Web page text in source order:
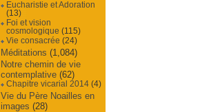
Eucharistie et Adoration
(13)
Foi et vision
cosmologique (115)
Vie consacrée (24)
Méditations (1,084)
Notre chemin de vie
contemplative(62)
Chapitre vicarial 2014(4)
Vie du Père Noailles en
images (28)